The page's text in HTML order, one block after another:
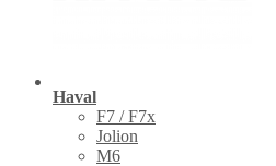
Haval
F7 / F7x
Jolion
M6